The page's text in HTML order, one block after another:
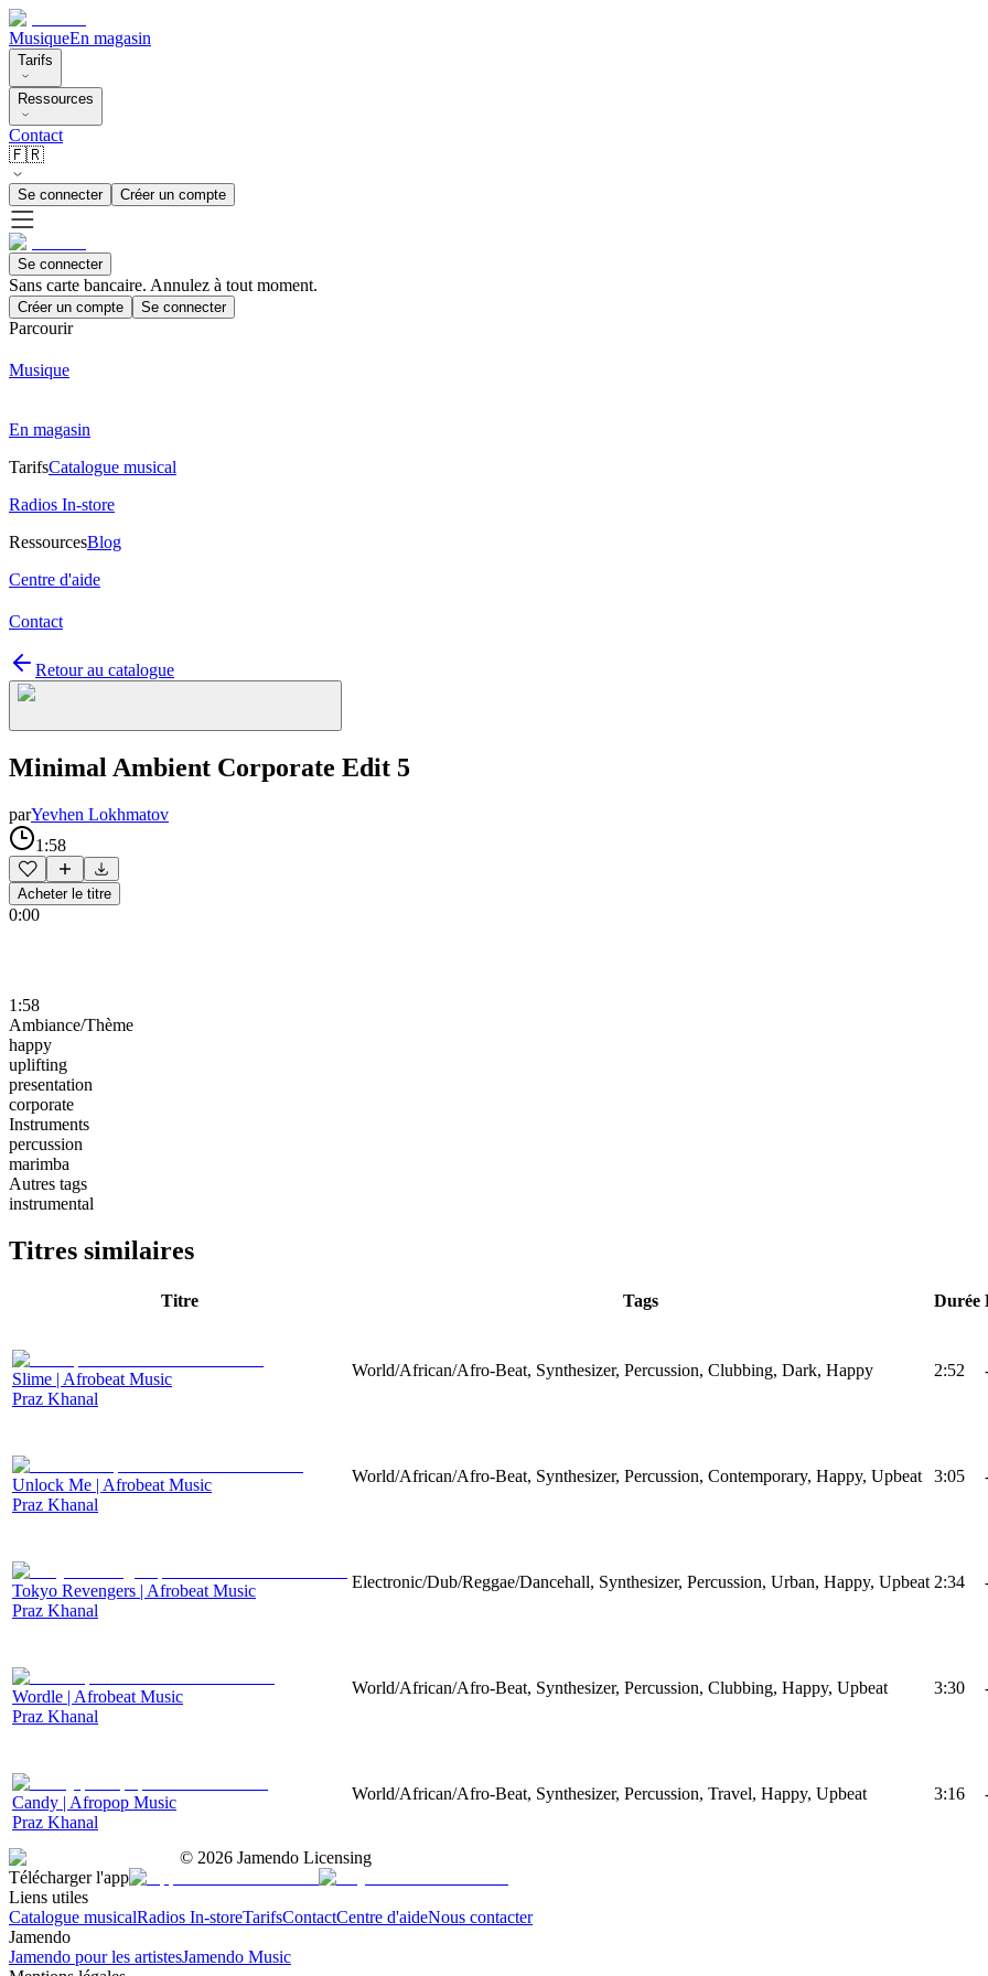
MusiqueEn magasin
Tarifs
Ressources
Contact
🇫🇷
Se connecter Créer un compte
Se connecter
Sans carte bancaire. Annulez à tout moment.
Créer un compte Se connecter
Parcourir
Musique
En magasin
TarifsCatalogue musical
Radios In-store
RessourcesBlog
Centre d'aide
Contact
Retour au catalogue
Minimal Ambient Corporate Edit 5
parYevhen Lokhmatov
1:58
Acheter le titre
0:00
1:58
Ambiance/Thème
happy
uplifting
presentation
corporate
Instruments
percussion
marimba
Autres tags
instrumental
Titres similaires
Titre Tags Durée
Slime | Afrobeat Music
Praz Khanal
World/African/Afro-Beat, Synthesizer, Percussion, Clubbing, Dark, Happy 2:52
Unlock Me | Afrobeat Music
Praz Khanal
World/African/Afro-Beat, Synthesizer, Percussion, Contemporary, Happy, Upbeat 3:05
Tokyo Revengers | Afrobeat Music
Praz Khanal
Electronic/Dub/Reggae/Dancehall, Synthesizer, Percussion, Urban, Happy, Upbeat 2:34
Wordle | Afrobeat Music
Praz Khanal
World/African/Afro-Beat, Synthesizer, Percussion, Clubbing, Happy, Upbeat 3:30
Candy | Afropop Music
Praz Khanal
World/African/Afro-Beat, Synthesizer, Percussion, Travel, Happy, Upbeat 3:16
© 2026 Jamendo Licensing
Télécharger l'app
Liens utiles
Catalogue musicalRadios In-storeTarifsContactCentre d'aideNous contacter
Jamendo
Jamendo pour les artistesJamendo Music